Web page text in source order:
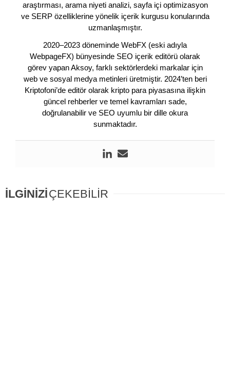
araştırması, arama niyeti analizi, sayfa içi optimizasyon
ve SERP özelliklerine yönelik içerik kurgusu konularında
uzmanlaşmıştır.
2020–2023 döneminde WebFX (eski adıyla
WebpageFX) bünyesinde SEO içerik editörü olarak
görev yapan Aksoy, farklı sektörlerdeki markalar için
web ve sosyal medya metinleri üretmiştir. 2024’ten beri
Kriptofoni’de editör olarak kripto para piyasasına ilişkin
güncel rehberler ve temel kavramları sade,
doğrulanabilir ve SEO uyumlu bir dille okura
sunmaktadır.
İLGİNİZİÇEKEBİLİR